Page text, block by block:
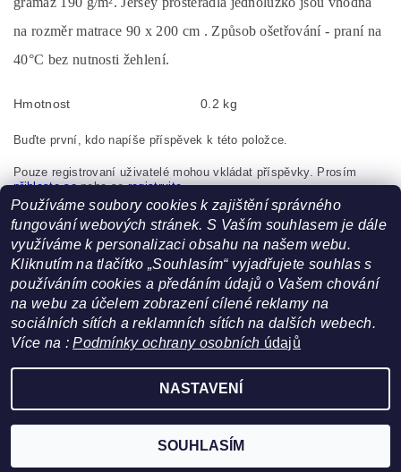
na rozměr matrace 90 x 200 cm . Způsob ošetřování - praní na
40°C bez nutnosti žehlení.
Hmotnost 0.2 kg
Buďte první, kdo napíše příspěvek k této položce.
Pouze registrovaní uživatelé mohou vkládat příspěvky. Prosím
přihlaste senebo seregistrujte.
Tapo Kyšice, s.r.o., Nová 109, Kyšice, 273 51, Česká
republika, info@novia.cz
Facebook | Heureka.cz
2026 ©FoltynTextil.cz, všechna práva vyhrazenaUpravit nastavení cookies
Vytvořil Shoptet
Používáme soubory cookies k zajištění správného
fungování webových stránek. S Vaším souhlasem je dále
využíváme k personalizaci obsahu na našem webu.
Kliknutím na tlačítko „Souhlasím“ vyjadřujete souhlas s
používáním cookies a předáním údajů o Vašem chování
na webu za účelem zobrazení cílené reklamy na
sociálních sítích a reklamních sítích na dalších webech.
Více na :Podmínky ochrany osobních údajů
NASTAVENÍ
SOUHLASÍM